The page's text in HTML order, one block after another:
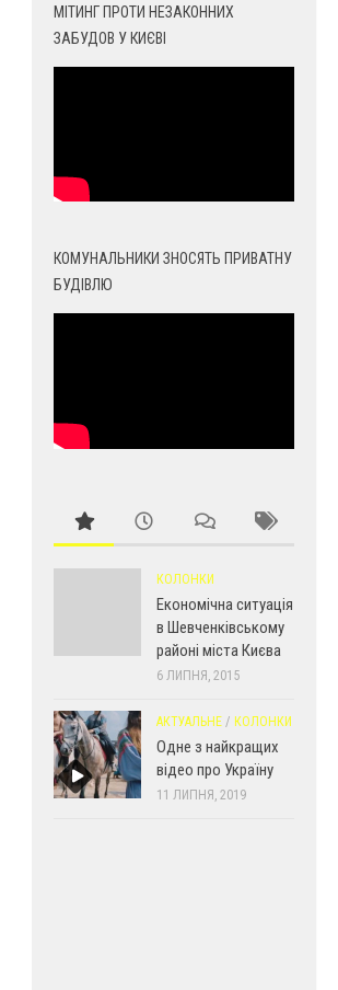
МІТИНГ ПРОТИ НЕЗАКОННИХ
ЗАБУДОВ У КИЄВІ
КОМУНАЛЬНИКИ ЗНОСЯТЬ ПРИВАТНУ
БУДІВЛЮ
КОЛОНКИ
Економічна ситуація
в Шевченківському
районі міста Києва
6 ЛИПНЯ, 2015
АКТУАЛЬНЕ / КОЛОНКИ
Одне з найкращих
відео про Україну
11 ЛИПНЯ, 2019